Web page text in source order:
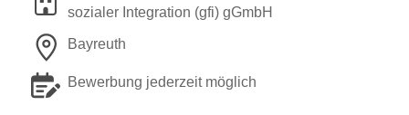
sozialer Integration (gfi) gGmbH
Bayreuth
Bewerbung jederzeit möglich